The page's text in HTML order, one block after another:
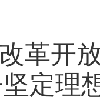
革开
定理